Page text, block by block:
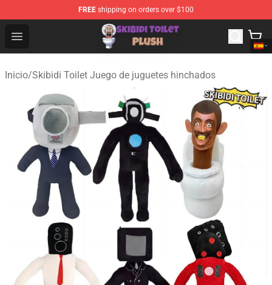
FREE shipping on orders over $100
Open menu
Skibidi Toilet Plush Shop - Official Skibidi Toilet Plush
Inicio/Skibidi Toilet Juego de juguetes hinchados